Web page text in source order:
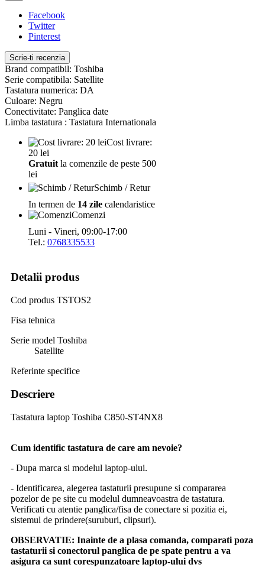
Facebook
Twitter
Pinterest
Scrie-ti recenzia
Brand compatibil: Toshiba
Serie compatibila: Satellite
Tastatura numerica: DA
Culoare: Negru
Conectivitate: Panglica date
Limba tastatura : Tastatura Internationala
Cost livrare:
20 lei
Gratuit la comenzile de peste 500
lei
Schimb / Retur
In termen de 14 zile calendaristice
Comenzi
Luni - Vineri, 09:00-17:00
Tel.: 0768335533
Detalii produs
Cod produs TSTOS2
Fisa tehnica
Serie model Toshiba
Satellite
Referinte specifice
Descriere
Tastatura laptop Toshiba C850-ST4NX8
Cum identific tastatura de care am nevoie?
- Dupa marca si modelul laptop-ului.
- Identificarea, alegerea tastaturii presupune si compararea
pozelor de pe site cu modelul dumneavoastra de tastatura.
Verificati cu atentie panglica/fisa de conectare si pozitia ei,
sistemul de prindere(suruburi, clipsuri).
OBSERVATIE: Inainte de a plasa comanda, comparati poza
tastaturii si conectorul panglica de pe spate pentru a va
asigura ca sunt corespunzatoare laptop-ului dvs